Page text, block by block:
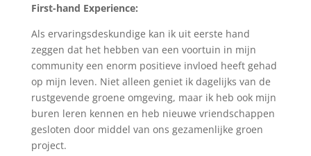
First-hand Experience:
Als ervaringsdeskundige kan ik uit eerste hand
zeggen dat het hebben van een voortuin in mijn
community een enorm positieve invloed heeft gehad
op mijn leven. Niet alleen geniet ik dagelijks van de
rustgevende groene omgeving, maar ik heb ook mijn
buren leren kennen en heb nieuwe vriendschappen
gesloten door middel van ons gezamenlijke groen
project.